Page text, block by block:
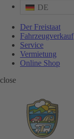
DE
Der Freistaat
Fahrzeugverkauf
Service
Vermietung
Online Shop
close